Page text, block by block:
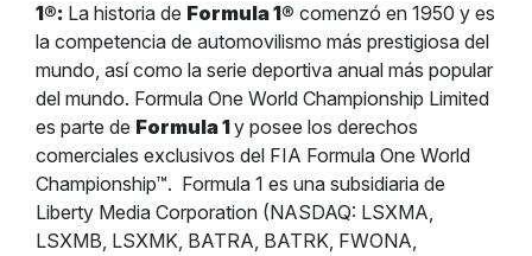
1®: La historia de Formula 1® comenzó en 1950 y es
la competencia de automovilismo más prestigiosa del
mundo, así como la serie deportiva anual más popular
del mundo. Formula One World Championship Limited
es parte de Formula 1y posee los derechos
comerciales exclusivos del FIA Formula One World
Championship™. Formula 1 es una subsidiaria de
Liberty Media Corporation (NASDAQ: LSXMA,
LSXMB, LSXMK, BATRA, BATRK, FWONA,